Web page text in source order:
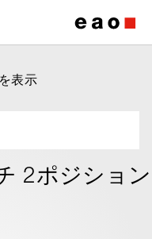
表示
2ポジション